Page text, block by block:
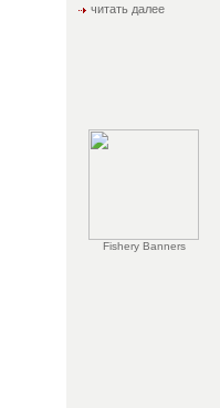
читать далее
Fishery Banners